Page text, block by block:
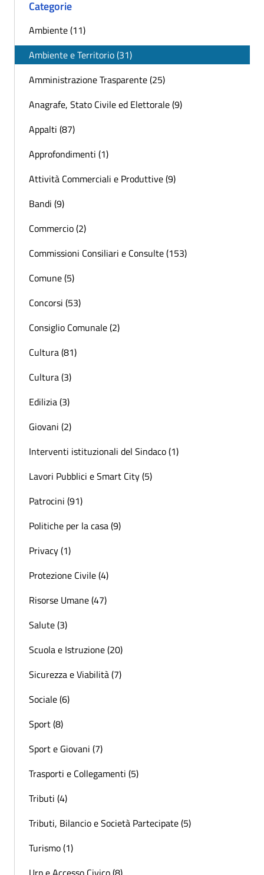
Categorie
Ambiente (11)
Ambiente e Territorio (31)
Amministrazione Trasparente (25)
Anagrafe, Stato Civile ed Elettorale (9)
Appalti (87)
Approfondimenti (1)
Attività Commerciali e Produttive (9)
Bandi (9)
Commercio (2)
Commissioni Consiliari e Consulte (153)
Comune (5)
Concorsi (53)
Consiglio Comunale (2)
Cultura (81)
Cultura (3)
Edilizia (3)
Giovani (2)
Interventi istituzionali del Sindaco (1)
Lavori Pubblici e Smart City (5)
Patrocini (91)
Politiche per la casa (9)
Privacy (1)
Protezione Civile (4)
Risorse Umane (47)
Salute (3)
Scuola e Istruzione (20)
Sicurezza e Viabilità (7)
Sociale (6)
Sport (8)
Sport e Giovani (7)
Trasporti e Collegamenti (5)
Tributi (4)
Tributi, Bilancio e Società Partecipate (5)
Turismo (1)